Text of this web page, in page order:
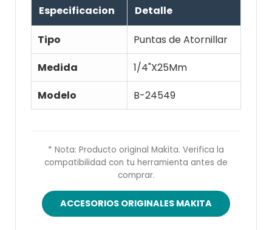
Especificacion Detalle
Tipo
Puntas de Atornillar
Medida
1/4"X25Mm
Modelo
B-24549
* Nota: Producto original Makita. Verifica la
compatibilidad con tu herramienta antes de
comprar.
ACCESORIOS ORIGINALES MAKITA